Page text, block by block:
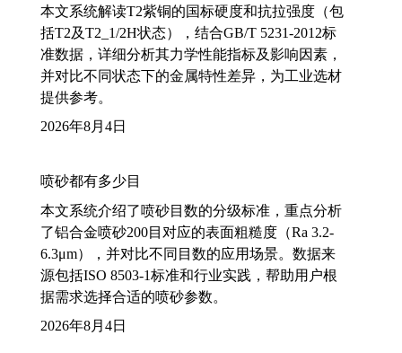
本文系统解读T2紫铜的国标硬度和抗拉强度（包
括T2及T2_1/2H状态），结合GB/T 5231-2012标
准数据，详细分析其力学性能指标及影响因素，
并对比不同状态下的金属特性差异，为工业选材
提供参考。
2026年8月4日
喷砂都有多少目
本文系统介绍了喷砂目数的分级标准，重点分析
了铝合金喷砂200目对应的表面粗糙度（Ra 3.2-
6.3μm），并对比不同目数的应用场景。数据来
源包括ISO 8503-1标准和行业实践，帮助用户根
据需求选择合适的喷砂参数。
2026年8月4日